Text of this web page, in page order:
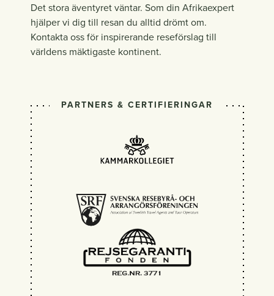
Det stora äventyret väntar. Som din Afrikaexpert
hjälper vi dig till resan du alltid drömt om.
Kontakta oss för inspirerande reseförslag till
världens mäktigaste kontinent.
PARTNERS & CERTIFIERINGAR